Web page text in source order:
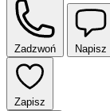
Zadzwoń Napisz
Zapisz